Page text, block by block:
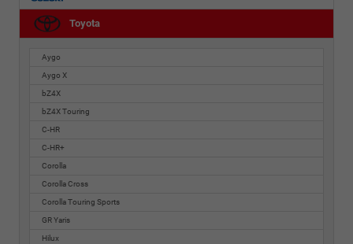
Toyota
Aygo
Aygo X
bZ4X
bZ4X Touring
C-HR
C-HR+
Corolla
Corolla Cross
Corolla Touring Sports
GR Yaris
Hilux